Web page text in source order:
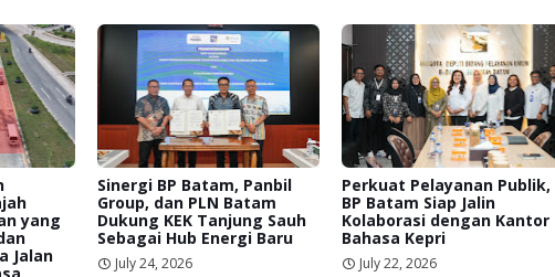
yang
Jalan
Sinergi BP Batam, Panbil
Group, dan PLN Batam
Dukung KEK Tanjung Sauh
Sebagai Hub Energi Baru
July 24, 2026
Perkuat Pelayanan Publik,
BP Batam Siap Jalin
Kolaborasi dengan Kantor
Bahasa Kepri
July 22, 2026